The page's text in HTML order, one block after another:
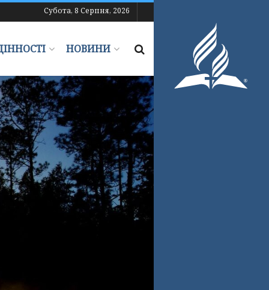
Субота, 8 Серпня, 2026
НОВИНИ